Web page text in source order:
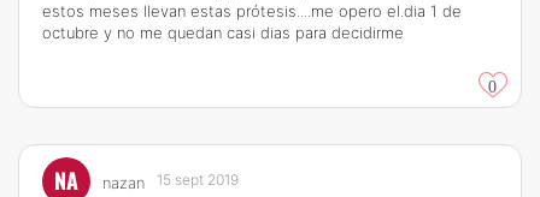
estos meses llevan estas prótesis....me opero el.dia 1 de
octubre y no me quedan casi dias para decidirme
0
NA nazan 15 sept 2019